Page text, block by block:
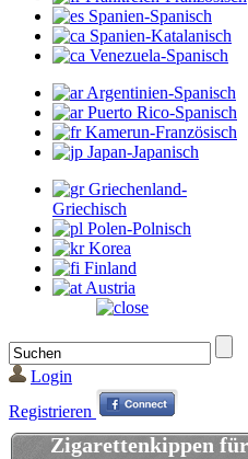
Spanien-Spanisch
Spanien-Katalanisch
Venezuela-Spanisch
Argentinien-Spanisch
Puerto Rico-Spanisch
Kamerun-Französisch
Japan-Japanisch
Griechenland-
Griechisch
Polen-Polnisch
Korea
Finland
Austria
Login
Registrieren
Zigarettenkippen